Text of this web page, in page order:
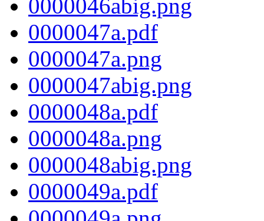
0000046abig.png
0000047a.pdf
0000047a.png
0000047abig.png
0000048a.pdf
0000048a.png
0000048abig.png
0000049a.pdf